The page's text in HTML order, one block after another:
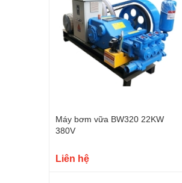
Máy bơm vữa BW320 22KW
380V
Liên hệ